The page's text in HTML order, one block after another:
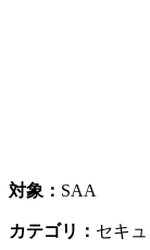
対象： SAA
カテゴリ： セキ